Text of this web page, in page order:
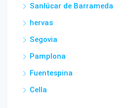
Sanlúcar de Barrameda
hervas
Segovia
Pamplona
Fuentespina
Cella